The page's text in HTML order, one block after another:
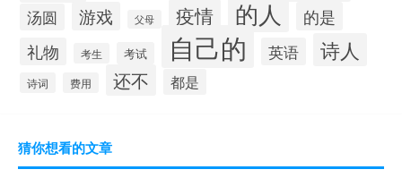
汤圆 游戏 父母 疫情 的人 的是
礼物 考生 考试 自己的 英语 诗人
诗词 费用 还不 都是
猜你想看的文章